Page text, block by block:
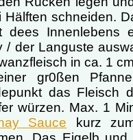
Hälften schneiden.
dees Innenlebens
/ der Languste
in ca. 1
gr0ßen
das Fleisch
würzen. Max. 1
Sauce kurz